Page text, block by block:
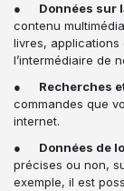
● Données sur
contenu
livres,
l’intermédiaire de
● Recherches
commandes que
internet.
● Données de
précises ou non,
exemple, il est